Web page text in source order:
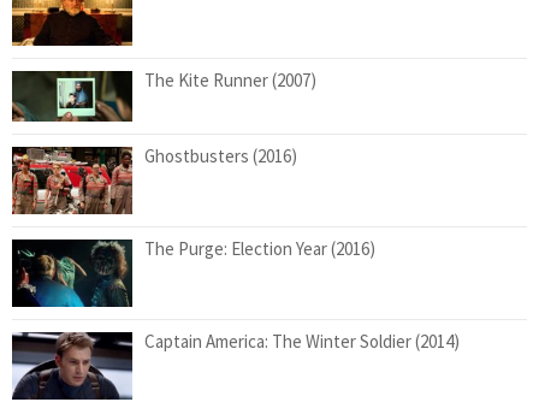
The Kite Runner (2007)
Ghostbusters (2016)
The Purge: Election Year (2016)
Captain America: The Winter Soldier (2014)